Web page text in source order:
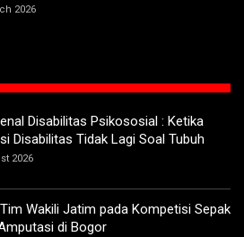
2026
Disabilitas Psikososial : Ketika
Disabilitas Tidak Lagi Soal Tubuh
2026
Wakili Jatim pada Kompetisi Sepak
di Bogor